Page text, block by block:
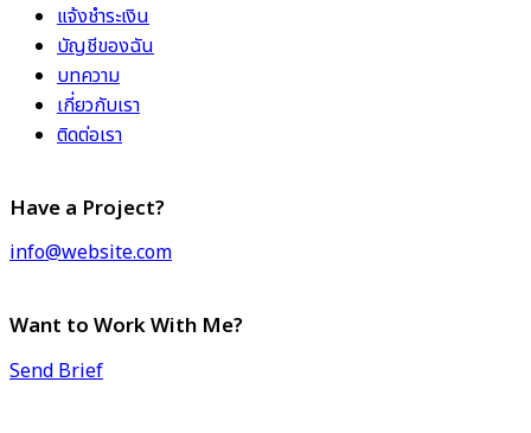
แจ้งชำระเงิน
บัญชีของฉัน
บทความ
เกี่ยวกับเรา
ติดต่อเรา
Have a Project?
info@website.com
Want to Work With Me?
Send Brief